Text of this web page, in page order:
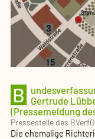
B
Gertrude
(Pressemeldung
Pressestelle des BVerfG
Die ehemalige